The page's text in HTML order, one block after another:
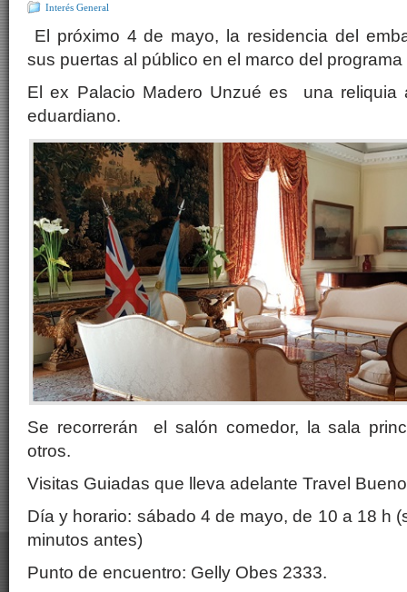
Interés General
El próximo 4 de mayo, la residencia del
sus puertas al público en el marco del programa
El ex Palacio Madero Unzué es una reliquia
eduardiano.
Se recorrerán el salón comedor, la sala
otros.
Visitas Guiadas que lleva adelante Travel
Día y horario: sábado 4 de mayo, de 10 a 18 h
minutos antes)
Punto de encuentro: Gelly Obes 2333.